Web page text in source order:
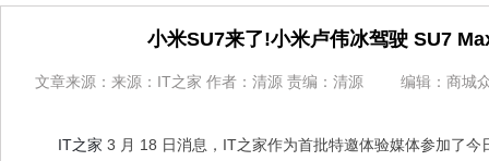
小米SU7来了!小米卢伟冰驾驶 SU7
文章来源：来源：IT之家 作者：清源 责编：清源 编辑：商城
IT之家 3 月 18 日消息，IT之家作为首批特邀体验媒体参加了